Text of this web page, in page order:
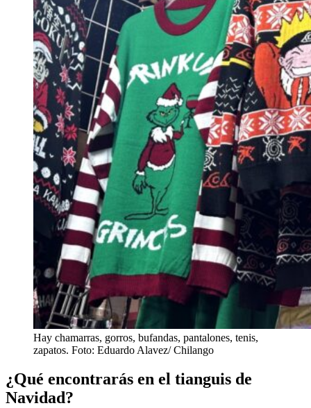
Hay chamarras, gorros, bufandas, pantalones, tenis,
zapatos. Foto: Eduardo Alavez/ Chilango
¿Qué encontrarás en el tianguis de
Navidad?